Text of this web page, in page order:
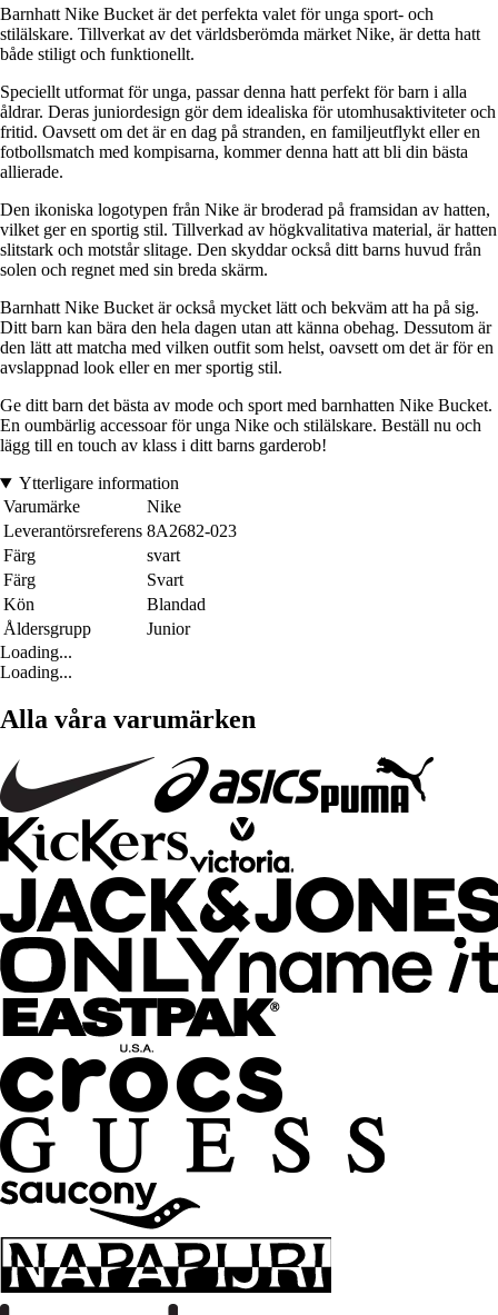
Barnhatt Nike Bucket är det perfekta valet för unga sport- och
stilälskare. Tillverkat av det världsberömda märket Nike, är detta hatt
både stiligt och funktionellt.
Speciellt utformat för unga, passar denna hatt perfekt för barn i alla
åldrar. Deras juniordesign gör dem idealiska för utomhusaktiviteter och
fritid. Oavsett om det är en dag på stranden, en familjeutflykt eller en
fotbollsmatch med kompisarna, kommer denna hatt att bli din bästa
allierade.
Den ikoniska logotypen från Nike är broderad på framsidan av hatten,
vilket ger en sportig stil. Tillverkad av högkvalitativa material, är hatten
slitstark och motstår slitage. Den skyddar också ditt barns huvud från
solen och regnet med sin breda skärm.
Barnhatt Nike Bucket är också mycket lätt och bekväm att ha på sig.
Ditt barn kan bära den hela dagen utan att känna obehag. Dessutom är
den lätt att matcha med vilken outfit som helst, oavsett om det är för en
avslappnad look eller en mer sportig stil.
Ge ditt barn det bästa av mode och sport med barnhatten Nike Bucket.
En oumbärlig accessoar för unga Nike och stilälskare. Beställ nu och
lägg till en touch av klass i ditt barns garderob!
Ytterligare information
Varumärke
Nike
Leverantörsreferens 8A2682-023
Färg
svart
Färg
Svart
Kön
Blandad
Åldersgrupp
Junior
Loading...
Loading...
Alla våra varumärken